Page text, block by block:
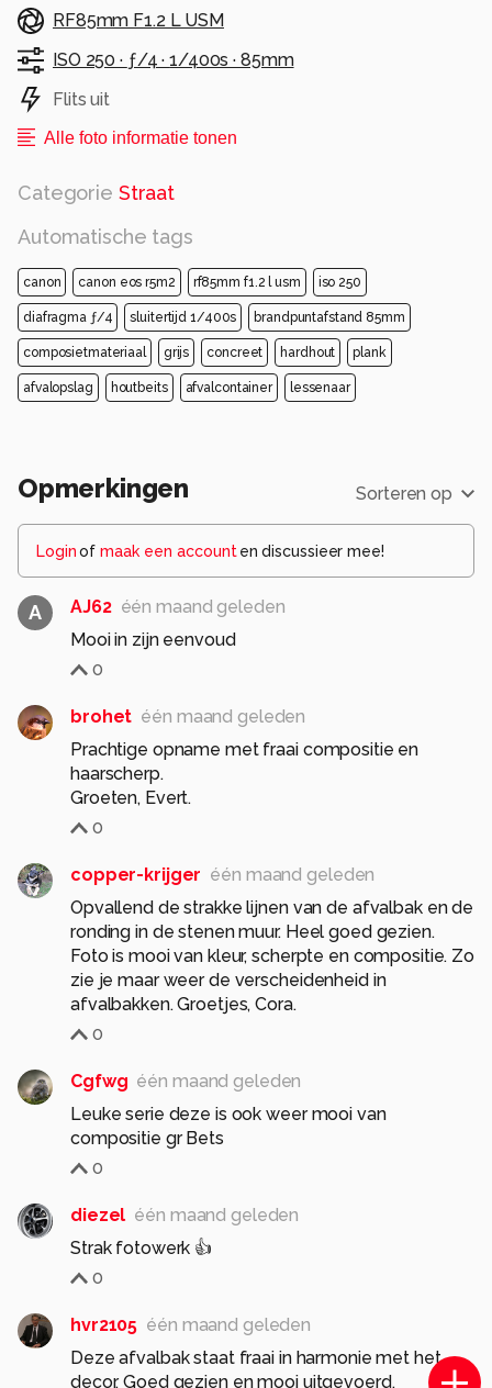
RF85mm F1.2 L USM
ISO 250 · ƒ/4 ·1/400s ·85mm
Flits uit
Alle foto informatie tonen
Categorie Straat
Automatische tags
canon canon eos r5m2 rf85mm f1.2 l usm iso 250
diafragma ƒ/4 sluitertijd 1/400s brandpuntafstand 85mm
composietmateriaal grijs concreet hardhout plank
afvalopslag houtbeits afvalcontainer lessenaar
Opmerkingen Sorteren op
Loginof maak een account en discussieer mee!
A AJ62 één maand geleden
Mooi in zijn eenvoud
0
brohet één maand geleden
Prachtige opname met fraai compositie en
haarscherp.
Groeten, Evert.
0
copper-krijger één maand geleden
Opvallend de strakke lijnen van de afvalbak en de
ronding in de stenen muur. Heel goed gezien.
Foto is mooi van kleur, scherpte en compositie. Zo
zie je maar weer de verscheidenheid in
afvalbakken. Groetjes, Cora.
0
Cgfwg één maand geleden
Leuke serie deze is ook weer mooi van
compositie gr Bets
0
diezel één maand geleden
Strak fotowerk 👍
0
hvr2105 één maand geleden
Deze afvalbak staat fraai in harmonie met het
decor. Goed gezien en mooi uitgevoerd.